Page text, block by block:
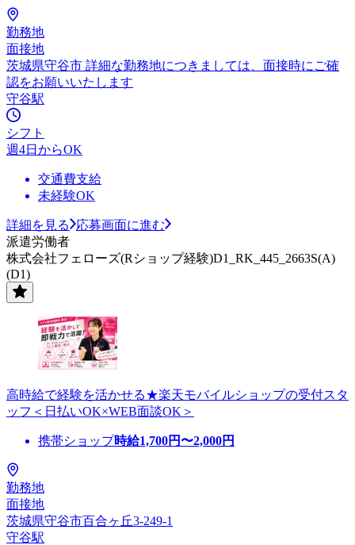
勤務地
面接地
茨城県守谷市 詳細な勤務地につきましては、面接時にご確
認をお願いいたします
守谷駅
シフト
週4日からOK
交通費支給
未経験OK
詳細を見る
応募画面に進む
派遣労働者
株式会社フェローズ(Rショップ経験)D1_RK_445_2663S(A)
(D1)
高時給で経験を活かせる★楽天モバイルショップの受付スタ
ッフ＜日払いOK×WEB面談OK＞
携帯ショップ時給1,700円〜2,000円
勤務地
面接地
茨城県守谷市百合ヶ丘3-249-1
守谷駅